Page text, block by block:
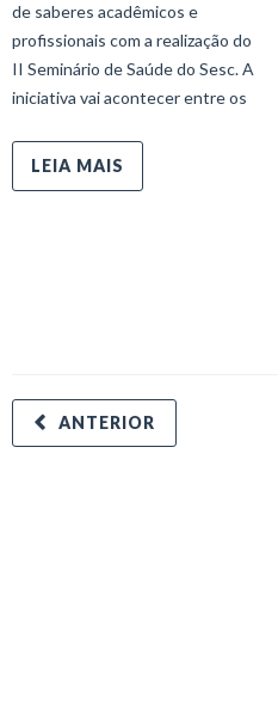
de saberes acadêmicos e
profissionais com a realização do
II Seminário de Saúde do Sesc. A
iniciativa vai acontecer entre os
LEIA MAIS
ANTERIOR